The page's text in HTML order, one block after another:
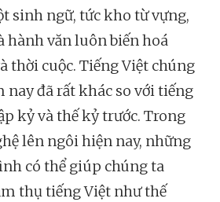
sinh ngữ, tức kho từ vựng,
hành văn luôn biến hoá
thời cuộc. Tiếng Việt chúng
nay đã rất khác so với tiếng
kỷ và thế kỷ trước. Trong
lên ngôi hiện nay, những
có thể giúp chúng ta
thụ tiếng Việt như thế